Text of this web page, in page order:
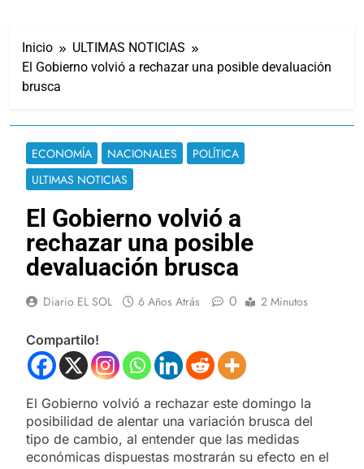
Inicio
ULTIMAS NOTICIAS
El Gobierno volvió a rechazar una posible devaluación
brusca
ECONOMÍA NACIONALES
POLÍTICA
ULTIMAS NOTICIAS
El Gobierno volvió a
rechazar una posible
devaluación brusca
Diario EL SOL 6 Años Atrás 0 2 Minutos
Compartilo!
El Gobierno volvió a rechazar este domingo la
posibilidad de alentar una variación brusca del
tipo de cambio, al entender que las medidas
económicas dispuestas mostrarán su efecto en el